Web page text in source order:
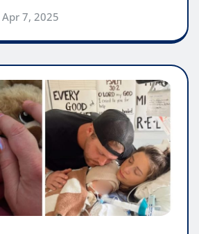
Apr 7, 2025